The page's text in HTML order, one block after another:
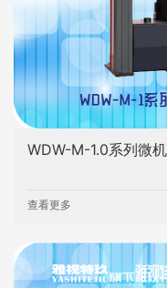
WDW-M-1.0系列微
查看更多